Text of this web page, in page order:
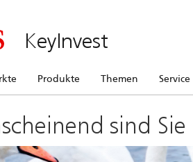
KeyInvest
Produkte Themen Service
sind